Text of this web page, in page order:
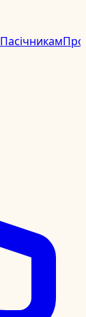
ПасічникамПро